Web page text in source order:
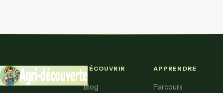
DÉCOUVRIR
Blog
APPRENDRE
Parcours